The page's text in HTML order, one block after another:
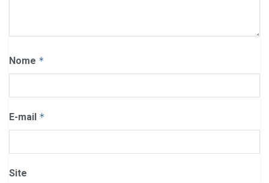
Nome *
E-mail *
Site